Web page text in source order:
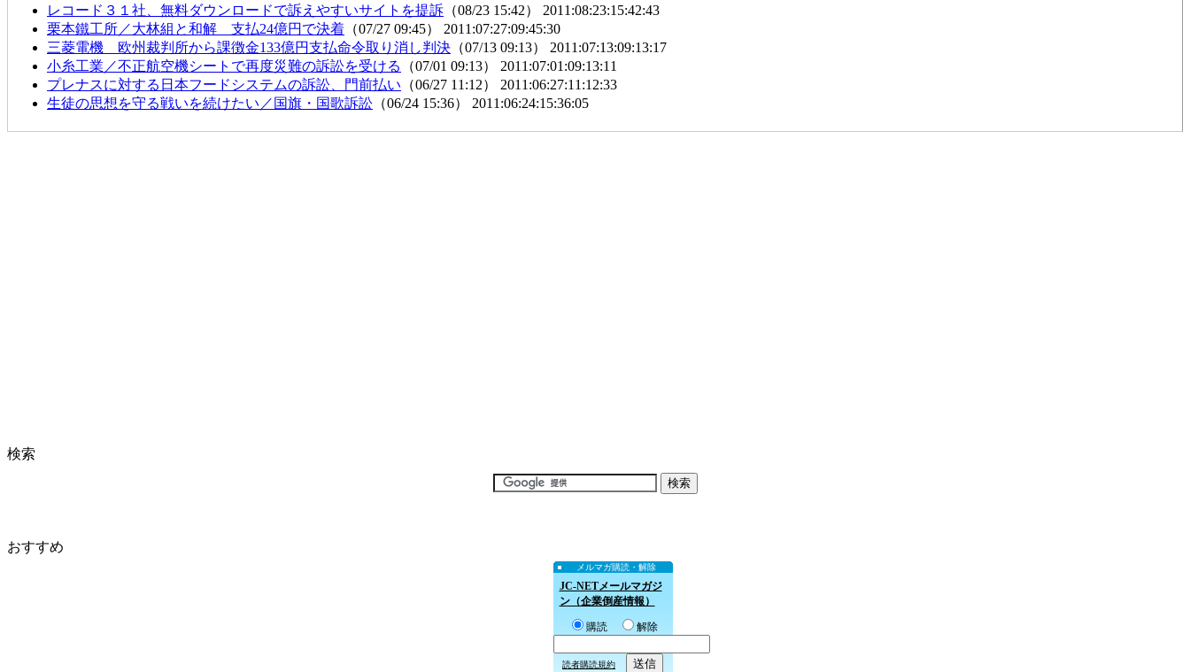
レコード３１社、無料ダウンロードで訴えやすいサイトを提訴 （08/23 15:42） 2011:08:23:15:42:43
栗本鐵工所／大林組と和解 支払24億円で決着 （07/27 09:45） 2011:07:27:09:45:30
三菱電機 欧州裁判所から課徴金133億円支払命令取り消し判決 （07/13 09:13） 2011:07:13:09:13:17
小糸工業／不正航空機シートで再度災難の訴訟を受ける
（07/01 09:13） 2011:07:01:09:13:11
プレナスに対する日本フードシステムの訴訟、門前払い （06/27 11:12） 2011:06:27:11:12:33
生徒の思想を守る戦いを続けたい／国旗・国歌訴訟 （06/24 15:36） 2011:06:24:15:36:05
検索
おすすめ
メルマガ購読・解除
JC-NETメールマガジ
ン（企業倒産情報）
購読 解除
読者購読規約